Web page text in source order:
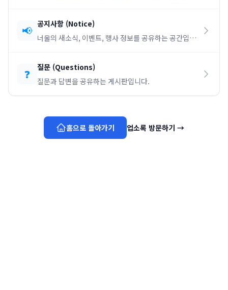
📢 공지사항 (Notice)
너울의 새소식, 이벤트, 행사 정보를 공유하는 공간입니
❓ 질문 (Questions)
질문과 답변을 공유하는 게시판입니다.
홈으로 돌아가기 업소록 방문하기 →